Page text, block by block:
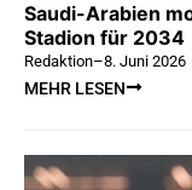
Saudi-Arabien
Stadion für 2034
Redaktion–8. Juni 2026
MEHR LESEN